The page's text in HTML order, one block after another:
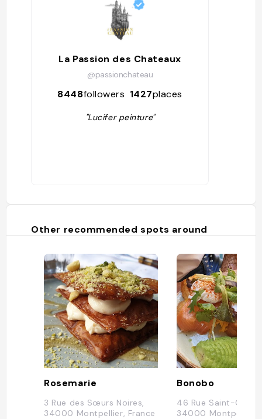
La Passion des Chateaux
@passionchateau
8448followers 1427places
"Lucifer peinture"
Other recommended spots around
Rosemarie
3 Rue des Sœurs Noires,
34000 Montpellier, France
Bonobo
46 Rue Saint-
34000 Montpellier,